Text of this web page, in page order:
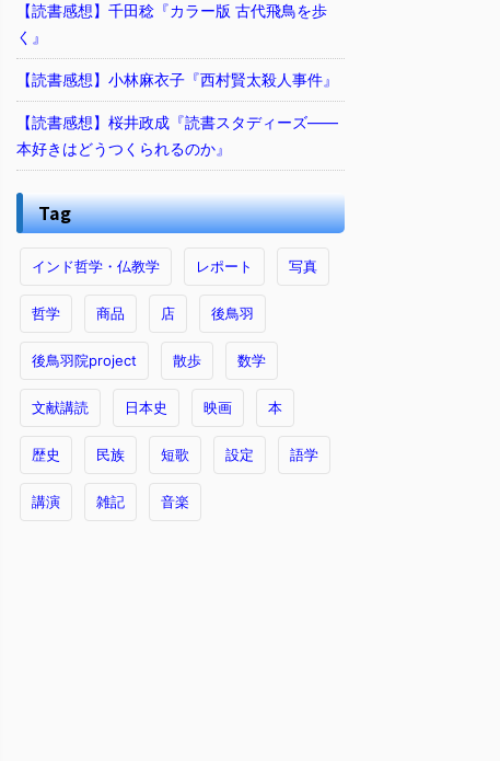
【読書感想】千田稔『カラー版 古代飛鳥を歩
く』
【読書感想】小林麻衣子『西村賢太殺人事件』
【読書感想】桜井政成『読書スタディーズ――
本好きはどうつくられるのか』
Tag
インド哲学・仏教学 レポート 写真
哲学 商品 店 後鳥羽
後鳥羽院project 散歩 数学
文献講読 日本史 映画 本
歴史 民族 短歌 設定 語学
講演 雑記 音楽